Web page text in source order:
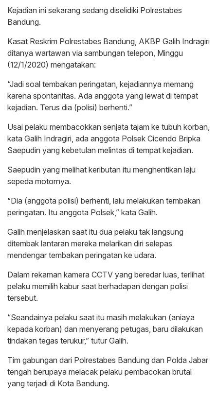
Kejadian ini sekarang sedang diselidiki Polrestabes
Bandung.
Kasat Reskrim Polrestabes Bandung, AKBP Galih Indragiri
ditanya wartawan via sambungan telepon, Minggu
(12/1/2020) mengatakan:
“Jadi soal tembakan peringatan, kejadiannya memang
karena spontanitas. Ada anggota yang lewat di tempat
kejadian. Terus dia (polisi) berhenti.”
Usai pelaku membacokkan senjata tajam ke tubuh korban,
kata Galih Indragiri, ada anggota Polsek Cicendo Bripka
Saepudin yang kebetulan melintas di tempat kejadian.
Saepudin yang melihat keributan itu menghentikan laju
sepeda motornya.
“Dia (anggota polisi) berhenti, lalu melakukan tembakan
peringatan. Itu anggota Polsek,” kata Galih.
Galih menjelaskan saat itu dua pelaku tak langsung
ditembak lantaran mereka melarikan diri selepas
mendengar tembakan peringatan ke udara.
Dalam rekaman kamera CCTV yang beredar luas, terlihat
pelaku memilih kabur saat berhadapan dengan polisi
tersebut.
“Seandainya pelaku saat itu masih melakukan (aniaya
kepada korban) dan menyerang petugas, baru dilakukan
tindakan tegas terukur,” tutur Galih.
Tim gabungan dari Polrestabes Bandung dan Polda Jabar
tengah berupaya melacak pelaku pembacokan brutal
yang terjadi di Kota Bandung.